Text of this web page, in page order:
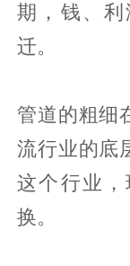
期，钱、
迁。
管道的粗细
流行业的底
这个行业
换。